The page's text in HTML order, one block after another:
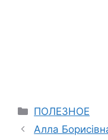
Categories
ПОЛЕЗНОЕ
Алла